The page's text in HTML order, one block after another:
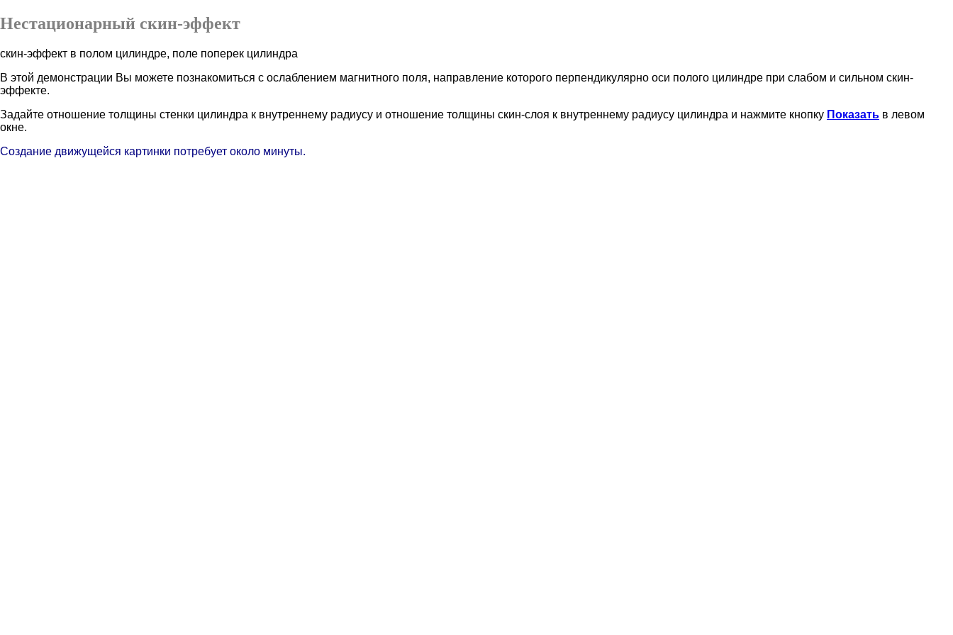
Нестационарный скин-эффект
скин-эффект в полом цилиндре, поле поперек цилиндра
В этой демонстрации Вы можете познакомиться с ослаблением магнитного поля, направление которого перпендикулярно оси полого цилиндре при слабом и сильном скин-
эффекте.
Задайте отношение толщины стенки цилиндра к внутреннему радиусу и отношение толщины скин-слоя к внутреннему радиусу цилиндра и нажмите кнопку Показать в левом
окне.
Создание движущейся картинки потребует около минуты.